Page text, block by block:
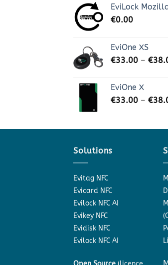
EviLock
€0.00
EviOne XS
€33.00 – €
EviOne X
€33.00 – €
Solutions
Evitag NFC
Evicard NFC
Evilock NFC AI
Evikey NFC
Evidisk NFC
Evilock NFC AI